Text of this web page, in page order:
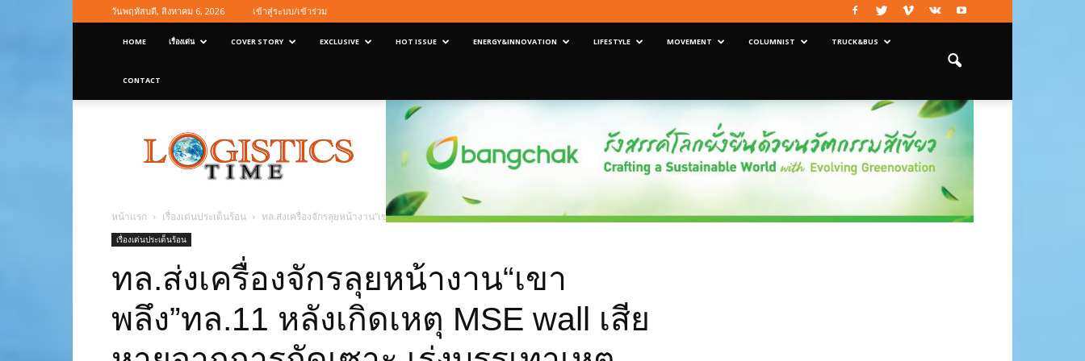
วันพฤหัสบดี, สิงหาคม 6, 2026 เข้าสู่ระบบ/เข้าร่วม
HOME เรื่องเด่น COVER STORY EXCLUSIVE HOT ISSUE ENERGY&INNOVATION LIFESTYLE MOVEMENT COLUMNIST TRUCK&BUS
CONTACT
Magazine
หน้าแรก เรื่องเด่นประเด็นร้อน ทล.ส่งเครื่องจักรลุยหน้างาน“เขาพลึง”ทล.11 หลังเกิดเหตุ MSE wall เสียหายจากการกัดเซาะ เร่งบรรเทาเหตุทันที
เรื่องเด่นประเด็นร้อน
ทล.ส่งเครื่องจักรลุยหน้างาน“เขา
พลึง”ทล.11 หลังเกิดเหตุ MSE wall เสีย